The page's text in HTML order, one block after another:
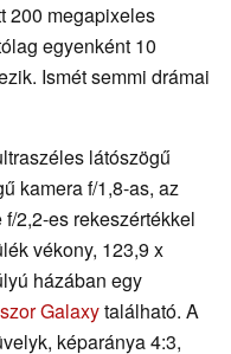
200 megapixeles
egyenként 10
Ismét semmi drámai
látószögű
kamera f/1,8-as, az
2,2-es rekeszértékkel
vékony, 123,9 x
házában egy
Galaxytalálható. A
képaránya 4:3,